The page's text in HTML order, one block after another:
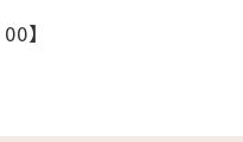
しており、ご自由に
】